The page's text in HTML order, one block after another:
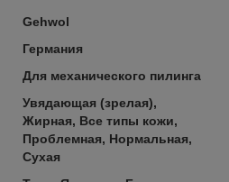
Gehwol
Германия
Для механического пилинга
Увядающая (зрелая),
Жирная, Все типы кожи,
Проблемная, Нормальная,
Сухая